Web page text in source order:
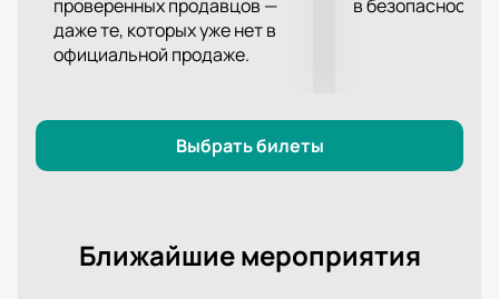
проверенных продавцов —
даже те, которых уже нет в
официальной продаже.
в безопасности.
Выбрать билеты
Ближайшие мероприятия